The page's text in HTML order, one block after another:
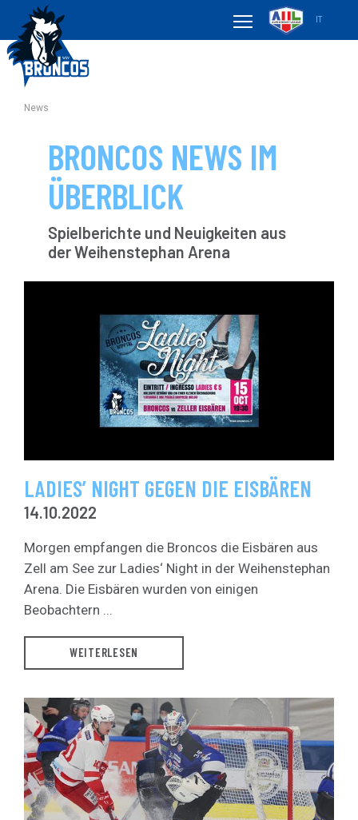
IT
News
BRONCOS NEWS IM
ÜBERBLICK
Spielberichte und Neuigkeiten aus
der Weihenstephan Arena
LADIES’ NIGHT GEGEN DIE EISBÄREN
14.10.2022
Morgen empfangen die Broncos die Eisbären aus
Zell am See zur Ladies‘ Night in der Weihenstephan
Arena. Die Eisbären wurden von einigen
Beobachtern ...
WEITERLESEN